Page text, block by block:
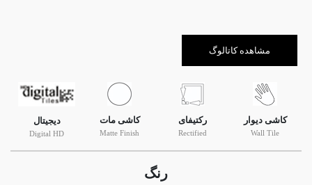
مشاهده کاتالوگ
کاشی دیوار
Wall Tile
رکتیفای
Rectified
کاشی مات
Matte Finish
دیجیتال
Digital HD
رنگ